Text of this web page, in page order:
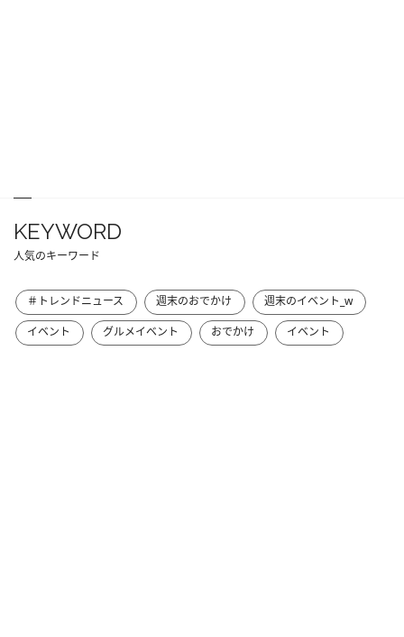
KEYWORD
人気のキーワード
＃トレンドニュース 週末のおでかけ
週末のイベント_w
イベント
グルメイベント おでかけ イベント